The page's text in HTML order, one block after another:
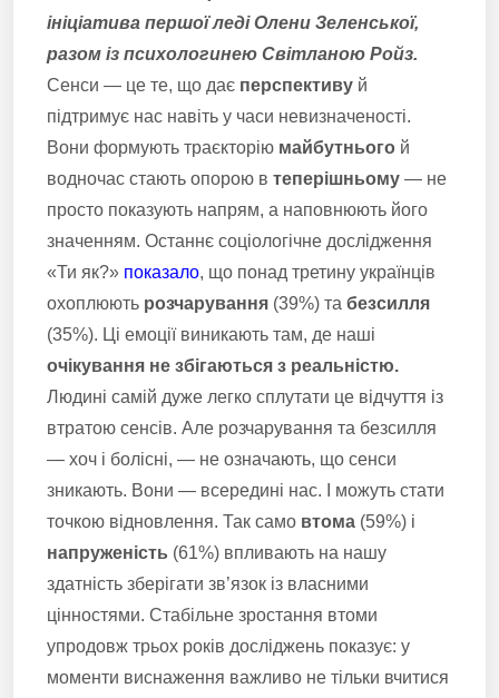
ініціатива першої леді Олени Зеленської,
разом із психологинею Світланою Ройз.
Сенси — це те, що дає перспективу й
підтримує нас навіть у часи невизначеності.
Вони формують траєкторію майбутнього й
водночас стають опорою в теперішньому — не
просто показують напрям, а наповнюють його
значенням. Останнє соціологічне дослідження
«Ти як?» показало, що понад третину українців
охоплюють розчарування (39%) та безсилля
(35%). Ці емоції виникають там, де наші
очікування не збігаються з реальністю.
Людині самій дуже легко сплутати це відчуття із
втратою сенсів. Але розчарування та безсилля
— хоч і болісні, — не означають, що сенси
зникають. Вони — всередині нас. І можуть стати
точкою відновлення. Так само втома (59%) і
напруженість (61%) впливають на нашу
здатність зберігати зв’язок із власними
цінностями. Стабільне зростання втоми
упродовж трьох років досліджень показує: у
моменти виснаження важливо не тільки вчитися